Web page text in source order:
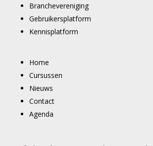
Branchevereniging
Gebruikersplatform
Kennisplatform
Home
Cursussen
Nieuws
Contact
Agenda